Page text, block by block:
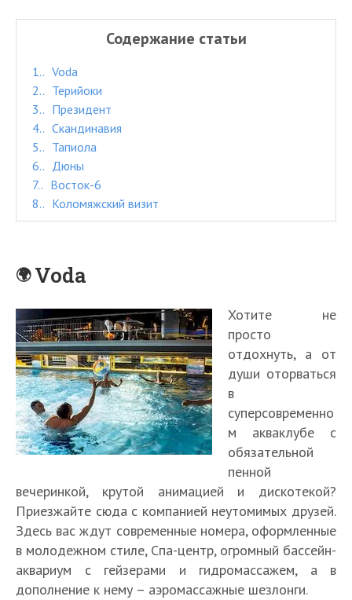
Содержание статьи
1.
Voda
2.
Терийоки
3.
Президент
4.
Скандинавия
5.
Тапиола
6.
Дюны
7.
Восток-6
8.
Коломяжский визит
Voda
Хотите не
просто
отдохнуть, а от
души оторваться
в
суперсовременно
м акваклубе с
обязательной
пенной
вечеринкой, крутой анимацией и дискотекой?
Приезжайте сюда с компанией неутомимых друзей.
Здесь вас ждут современные номера, оформленные
в молодежном стиле, Спа-центр, огромный бассейн-
аквариум с гейзерами и гидромассажем, а в
дополнение к нему – аэромассажные шезлонги.